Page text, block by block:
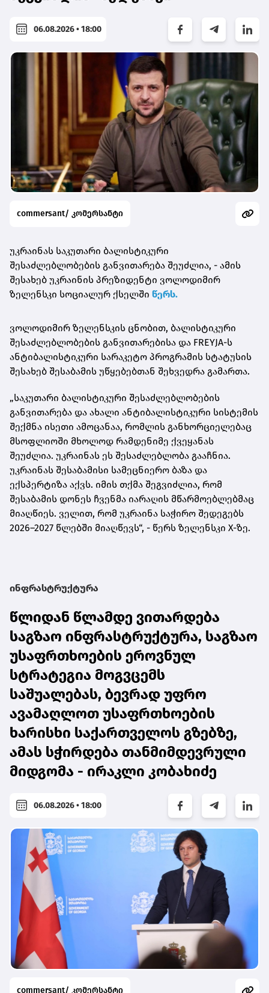
06.08.2026 • 18:00
commersant/ კომერსანტი
უკრაინას საკუთარი ბალისტიკური
შესაძლებლობების განვითარება შეუძლია, - ამის
შესახებ უკრაინის პრეზიდენტი ვოლოდიმირ
ზელენსკი სოციალურ ქსელში წერს.
ვოლოდიმირ ზელენსკის ცნობით, ბალისტიკური
შესაძლებლობების განვითარებისა და FREYJA-ს
ანტიბალისტიკური სარაკეტო პროგრამის სტატუსის
შესახებ შესაბამის უწყებებთან შეხვედრა გამართა.
„საკუთარი ბალისტიკური შესაძლებლობების
განვითარება და ახალი ანტიბალისტიკური სისტემის
შექმნა ისეთი ამოცანაა, რომლის განხორციელებაც
მსოფლიოში მხოლოდ რამდენიმე ქვეყანას
შეუძლია. უკრაინას ეს შესაძლებლობა გააჩნია.
უკრაინას შესაბამისი სამეცნიერო ბაზა და
ექსპერტიზა აქვს. იმის თქმა შეგვიძლია, რომ
შესაბამის დონეს ჩვენმა იარაღის მწარმოებლებმაც
მიაღწიეს. ველით, რომ უკრაინა საჭირო შედეგებს
2026–2027 წლებში მიაღწევს“, - წერს ზელენსკი X-ზე.
ინფრასტრუქტურა
წლიდან წლამდე ვითარდება
საგზაო ინფრასტრუქტურა, საგზაო
უსაფრთხოების ეროვნულ
სტრატეგია მოგვცემს
საშუალებას, ბევრად უფრო
ავამაღლოთ უსაფრთხოების
ხარისხი საქართველოს გზებზე,
ამას სჭირდება თანმიმდევრული
მიდგომა - ირაკლი კობახიძე
06.08.2026 • 18:00
commersant/ კომერსანტი